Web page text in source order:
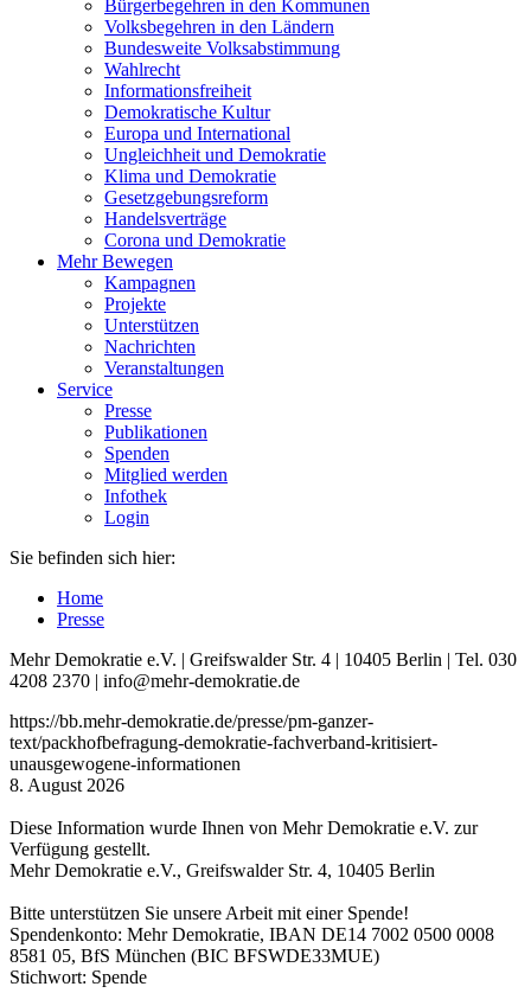
Bürgerbegehren in den Kommunen
Volksbegehren in den Ländern
Bundesweite Volksabstimmung
Wahlrecht
Informationsfreiheit
Demokratische Kultur
Europa und International
Ungleichheit und Demokratie
Klima und Demokratie
Gesetzgebungsreform
Handelsverträge
Corona und Demokratie
Mehr Bewegen
Kampagnen
Projekte
Unterstützen
Nachrichten
Veranstaltungen
Service
Presse
Publikationen
Spenden
Mitglied werden
Infothek
Login
Sie befinden sich hier:
Home
Presse
Mehr Demokratie e.V. | Greifswalder Str. 4 | 10405 Berlin | Tel. 030
4208 2370 | info@mehr-demokratie.de
https://bb.mehr-demokratie.de/presse/pm-ganzer-
text/packhofbefragung-demokratie-fachverband-kritisiert-
unausgewogene-informationen
8. August 2026
Diese Information wurde Ihnen von Mehr Demokratie e.V. zur
Verfügung gestellt.
Mehr Demokratie e.V., Greifswalder Str. 4, 10405 Berlin
Bitte unterstützen Sie unsere Arbeit mit einer Spende!
Spendenkonto: Mehr Demokratie, IBAN DE14 7002 0500 0008
8581 05, BfS München (BIC BFSWDE33MUE)
Stichwort: Spende